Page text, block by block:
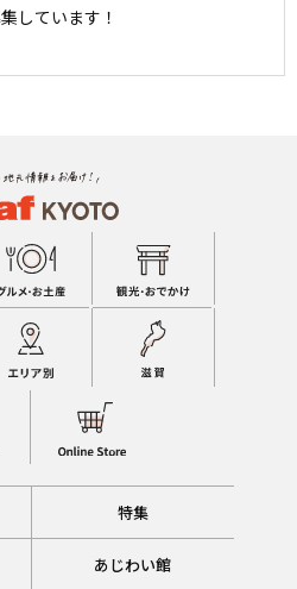
しています！
特集
あじわい館